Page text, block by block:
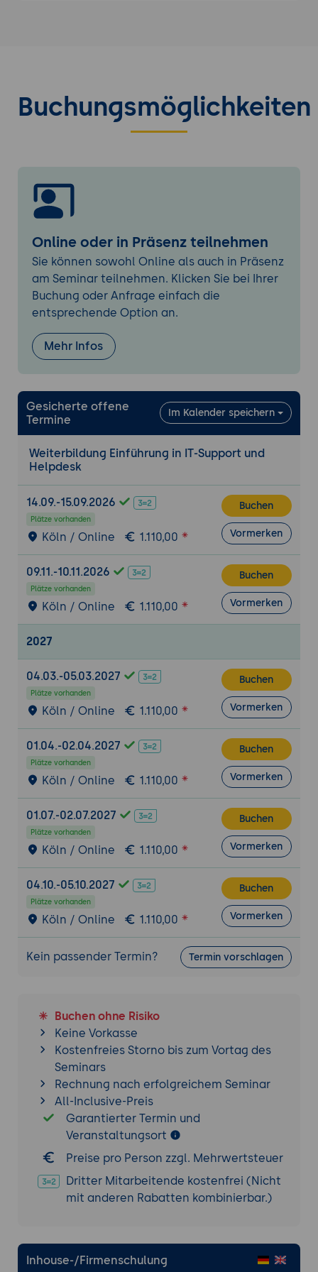
Betriebssysteme
Übersicht über gängige Betriebssysteme
(z. B. Windows, macOS, Linux)
Fehlerbehebung bei
Betriebssystemproblemen
IP-Adressierung und Subnetting
Netzwerkdiagnose und Fehlerbehebung
Softwareinstallation und -konfiguration
Übersicht über Softwaretypen (z. B.
Anwendungen, Treiber)
Deinstallation von Software
Konfiguration von Softwareeinstellungen
Anwendungsunterstützung
Unterstützung bei gängigen
Anwendungen (z. B. Office-Suiten, E-Mail-
Fehlerbehebung bei
Schulung von Endbenutzern in der
Anwendung von Software
Sicherheit und Datenschutz
Grundlagen der IT-Sicherheit
Sicherheitsproblemen
Datenschutzbestimmungen
Remote-Support
Fernwartungstechniken und Tools
Effektive Kommunikation bei Remote-
Support-Szenarien
Herausforderungen und bewährte
Methoden beim Remote-Support
Problemmanagement und
Eskalationsverfahren
Problemerkennung, -dokumentation und -
priorisierung
Eskalationsverfahren für komplexe
Probleme
Kontinuierliche Verbesserung des
Supportprozesses
Aufbau einer Wissensdatenbank für den
Support
Bereitstellung von Selbsthilferessourcen
für Endbenutzer
Effektive Nutzung von
Wissensmanagementtools
Best Practices im IT-Support und Helpdesk
Effiziente Arbeitsabläufe und bewährte
Methoden
Leistungsmetriken und Service Level
Buchungsmöglichkeiten
Online oder in Präsenz teilnehmen
Sie können sowohl Online als auch in Präsenz
am Seminar teilnehmen. Klicken Sie bei Ihrer
Buchung oder Anfrage einfach die
entsprechende Option an.
Mehr Infos
Gesicherte offene
Termine
Im Kalender speichern
Weiterbildung Einführung in IT-Support und
Helpdesk
14.09.-15.09.2026
Plätze vorhanden
Köln / Online 1.110,00
Buchen
Vormerken
09.11.-10.11.2026
Plätze vorhanden
Köln / Online 1.110,00
Buchen
Vormerken
2027
04.03.-05.03.2027
Plätze vorhanden
Köln / Online 1.110,00
Buchen
Vormerken
01.04.-02.04.2027
Plätze vorhanden
Köln / Online 1.110,00
Buchen
Vormerken
01.07.-02.07.2027
Plätze vorhanden
Köln / Online 1.110,00
Buchen
Vormerken
04.10.-05.10.2027
Plätze vorhanden
Köln / Online 1.110,00
Buchen
Vormerken
Kein passender Termin? Termin vorschlagen
Buchen ohne Risiko
Keine Vorkasse
Kostenfreies Storno bis zum Vortag des
Seminars
Rechnung nach erfolgreichem Seminar
All-Inclusive-Preis
Garantierter Termin und
Veranstaltungsort
Preise pro Person zzgl. Mehrwertsteuer
Dritter Mitarbeitende kostenfrei (Nicht
mit anderen Rabatten kombinierbar.)
Inhouse-/Firmenschulung